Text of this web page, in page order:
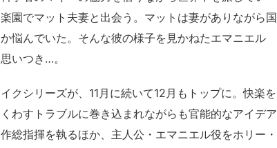
園でマット夫妻と出会う。マットは妻がありながら国
悩んでいた。そんな彼の様子を見かねたエマニエル
いつき…。
クシリーズが、11月に続いて12月もトップに。快楽を
わすトラブルに巻き込まれながらも官能的なアイデア
総指揮を執るほか、主人公・エマニエル役をホリー・